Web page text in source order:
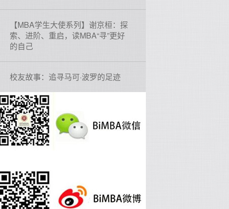
【MBA学生大使系列】谢京桓：探
索、进阶、重启，读MBA“寻”更好
的自己
校友故事：追寻马可·波罗的足迹